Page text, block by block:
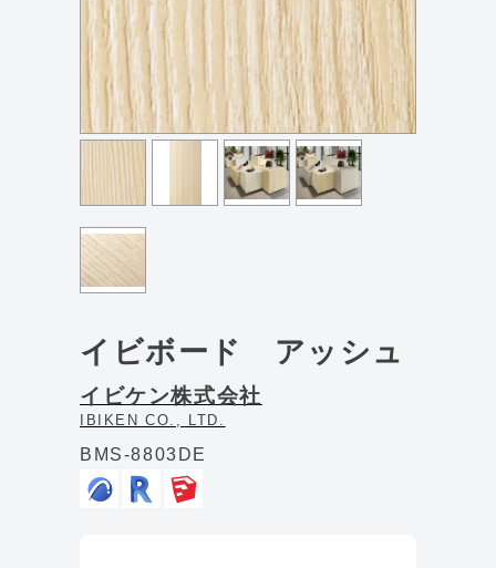
イビボード アッシュ
イビケン株式会社
IBIKEN CO., LTD.
BMS-8803DE